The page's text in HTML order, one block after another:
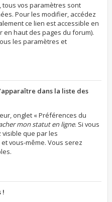
tous vos paramètres sont
Pour les modifier, accédez
ce lien est accessible en
en haut des pages du forum).
les paramètres et
dans la liste des
onglet « Préférences du
mon statut en ligne. Si vous
visible que par les
vous-même. Vous serez
!